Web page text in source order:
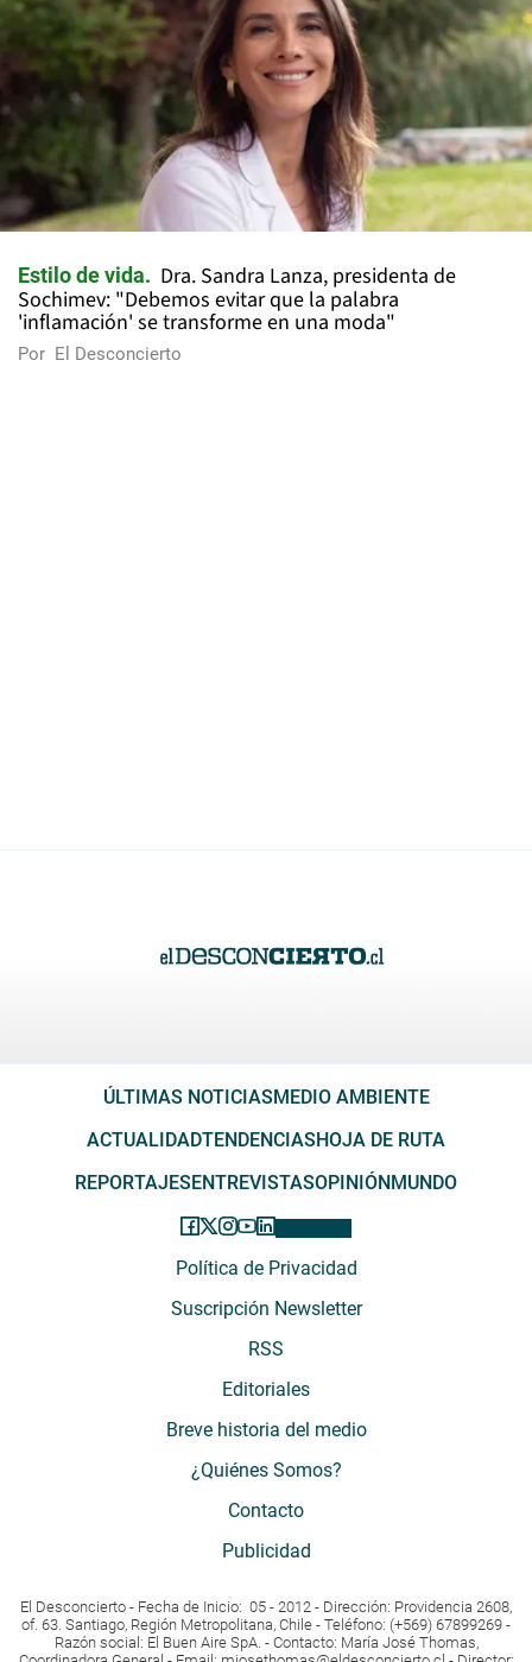
Estilo de vida
Dra. Sandra Lanza, presidenta de
Sochimev: "Debemos evitar que la palabra
'inflamación' se transforme en una moda"
Por El Desconcierto
ÚLTIMAS NOTICIASMEDIO AMBIENTE
ACTUALIDADTENDENCIASHOJA DE RUTA
REPORTAJESENTREVISTASOPINIÓNMUNDO
Política de Privacidad
Suscripción Newsletter
RSS
Editoriales
Breve historia del medio
¿Quiénes Somos?
Contacto
Publicidad
El Desconcierto - Fecha de Inicio: 05 - 2012 - Dirección: Providencia 2608,
of. 63. Santiago, Región Metropolitana, Chile - Teléfono: (+569) 67899269 -
Razón social: El Buen Aire SpA. - Contacto: María José Thomas,